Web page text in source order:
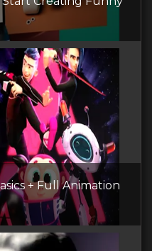
+ Full Animation